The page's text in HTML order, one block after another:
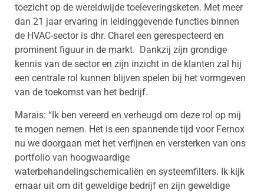
toezicht op de wereldwijde toeleveringsketen. Met meer
dan 21 jaar ervaring in leidinggevende functies binnen
de HVAC-sector is dhr. Charel een gerespecteerd en
prominent figuur in de markt. Dankzij zijn grondige
kennis van de sector en zijn inzicht in de klanten zal hij
een centrale rol kunnen blijven spelen bij het vormgeven
van de toekomst van het bedrijf.
Marais: “Ik ben vereerd en verheugd om deze rol op mij
te mogen nemen. Het is een spannende tijd voor Fernox
nu we doorgaan met het verfijnen en versterken van ons
portfolio van hoogwaardige
waterbehandelingschemicaliën en systeemfilters. Ik kijk
ernaar uit om dit geweldige bedrijf en zijn geweldige